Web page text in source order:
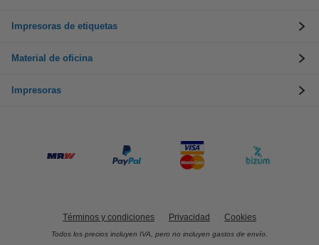
Impresoras de etiquetas
Material de oficina
Impresoras
Términos y condiciones Privacidad Cookies
Todos los precios incluyen IVA, pero no incluyen gastos de envío.